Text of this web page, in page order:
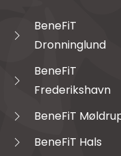
BeneFiT
Dronninglund
BeneFiT
Frederikshavn
BeneFiT
BeneFiT Hals